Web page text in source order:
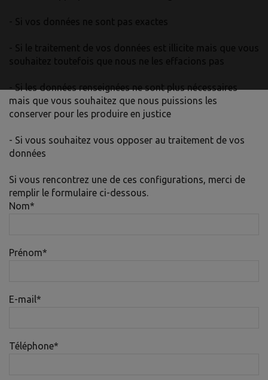
- Si les données renseignées ne sont plus nécessaires
mais que vous souhaitez que nous puissions les
conserver pour les produire en justice
- Si vous souhaitez vous opposer au traitement de vos
données
Si vous rencontrez une de ces configurations, merci de
remplir le formulaire ci-dessous.
Nom*
Prénom*
E-mail*
Téléphone*